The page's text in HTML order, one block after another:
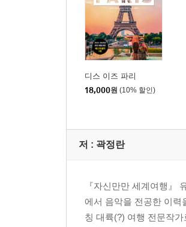
디스 이즈 파리
18,000원 (10% 할인)
저 : 곽정란
『자신만만 세계여행』
에서 음악을 전공한 이
칭 대륙(?) 여행 전문작